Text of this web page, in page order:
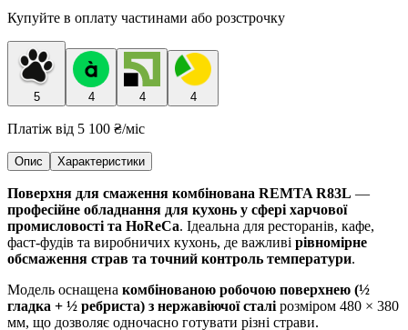
Купуйте в оплату частинами або розстрочку
5 4 4 4
Платіж від 5 100 ₴/міс
Опис Характеристики
Поверхня для смаження комбінована REMTA R83L —
професійне обладнання для кухонь у сфері харчової
промисловості та HoReCa. Ідеальна для ресторанів, кафе,
фаст-фудів та виробничих кухонь, де важливі рівномірне
обсмаження страв та точний контроль температури.
Модель оснащена комбінованою робочою поверхнею (½
гладка + ½ ребриста) з нержавіючої сталі розміром 480 × 380
мм, що дозволяє одночасно готувати різні страви.